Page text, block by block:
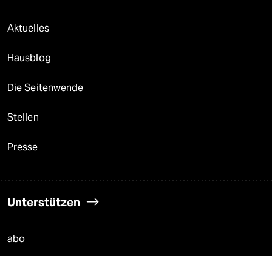
Aktuelles
Hausblog
Die Seitenwende
Stellen
Presse
Unterstützen
abo